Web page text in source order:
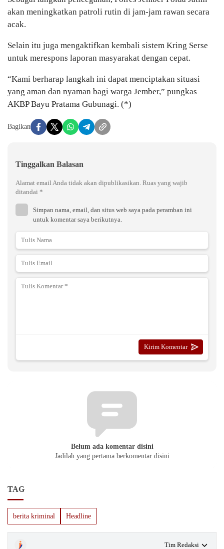
akan meningkatkan patroli rutin di jam-jam rawan secara
acak.
Selain itu juga mengaktifkan kembali sistem Kring Serse
untuk merespons laporan masyarakat dengan cepat.
“Kami berharap langkah ini dapat menciptakan situasi
yang aman dan nyaman bagi warga Jember,” pungkas
AKBP Bayu Pratama Gubunagi. (*)
Bagikan
Tinggalkan Balasan
Alamat email Anda tidak akan dipublikasikan. Ruas yang wajib
ditandai *
Simpan nama, email, dan situs web saya pada peramban ini
untuk komentar saya berikutnya.
Belum ada komentar disini
Jadilah yang pertama berkomentar disini
TAG
berita kriminal Headline
Tim Redaksi